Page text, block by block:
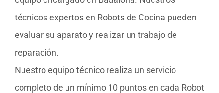
técnicos expertos en Robots de Cocina pueden
evaluar su aparato y realizar un trabajo de
reparación.
Nuestro equipo técnico realiza un servicio
completo de un mínimo 10 puntos en cada Robot